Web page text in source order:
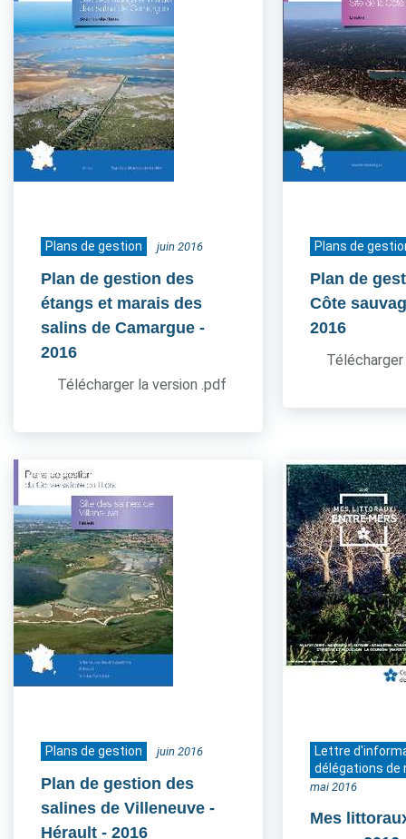
Plans de gestion juin 2016
Plan de gestion des
étangs et marais des
salins de Camargue -
2016
Télécharger la version .pdf
Plans de
Plan de
Côte
2016
Plans de gestion juin 2016
Plan de gestion des
salines de Villeneuve -
Hérault - 2016
Lettre
délégations de
mai 2016
Mes